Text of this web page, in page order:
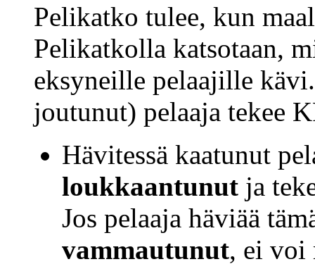
Pelikatko tulee, kun
Pelikatkolla katsotaan,
eksyneille pelaajille
joutunut) pelaaja tekee
Hävitessä kaatunut
loukkaantunut ja
Jos pelaaja häviää
vammautunut, ei voi